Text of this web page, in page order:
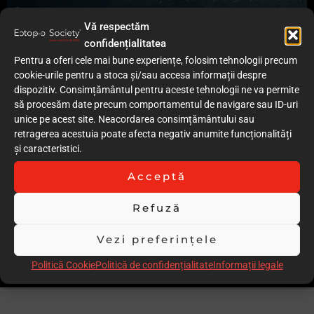
Vă respectăm
confidențialitatea
Pentru a oferi cele mai bune experiențe, folosim tehnologii precum
cookie-urile pentru a stoca și/sau accesa informații despre
dispozitiv. Consimțământul pentru aceste tehnologii ne va permite
să procesăm date precum comportamentul de navigare sau ID-uri
unice pe acest site. Neacordarea consimțământului sau
retragerea acestuia poate afecta negativ anumite funcționalități
și caracteristici.
Acceptă
Refuză
Vezi preferințele
Politică CookiePolitică de confidențialitateInformații legale
9
Calitatea documentației cazului (text)
8
Acuratețea execuției procedurilor clinice
8
Grad redus de invazivitate
7
Calitatea rezultatului imediat (postoperator)
8
Rezultatul la control / Follow-up
8
Stabilitatea în timp a rezultatului
14
Comentarii
Cateodata mock-upul este mai reusit decat restaurarile
Scor total79.00